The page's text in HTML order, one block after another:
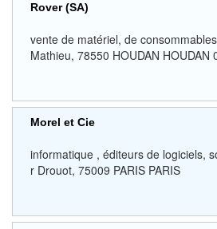
Rover (SA)
vente de matériel, de
Mathieu, 78550 HOUDAN HOUDAN
Morel et Cie
informatique , éditeurs de logiciels,
r Drouot, 75009 PARIS PARIS